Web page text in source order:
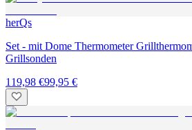
herQs
Set - mit Dome Thermometer
Grillsonden
119,98 €99,95 €